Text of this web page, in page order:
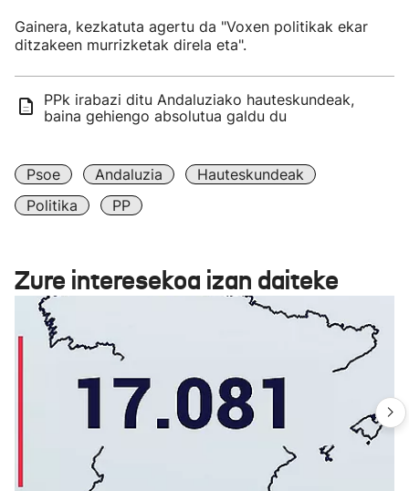
Gainera, kezkatuta agertu da "Voxen politikak ekar
ditzakeen murrizketak direla eta".
PPk irabazi ditu Andaluziako hauteskundeak,
baina gehiengo absolutua galdu du
Psoe Andaluzia
Hauteskundeak
Politika
PP
Zure interesekoa izan daiteke